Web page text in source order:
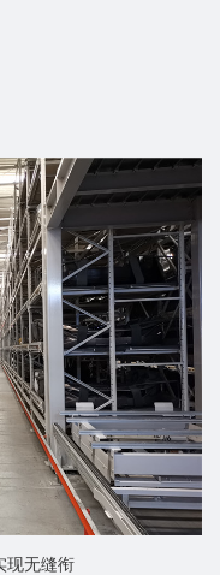
现无缝衔